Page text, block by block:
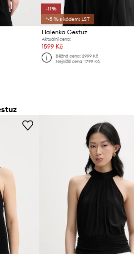
-11%
*-5 % s kódem: LST
Halenka Gestuz
Aktuální cena:
1599 Kč
Běžná cena:2999 Kč
Nejnižší cena:1799 Kč